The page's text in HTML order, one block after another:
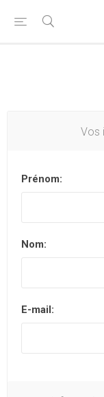
Vos
Prénom:
Nom:
E-mail: